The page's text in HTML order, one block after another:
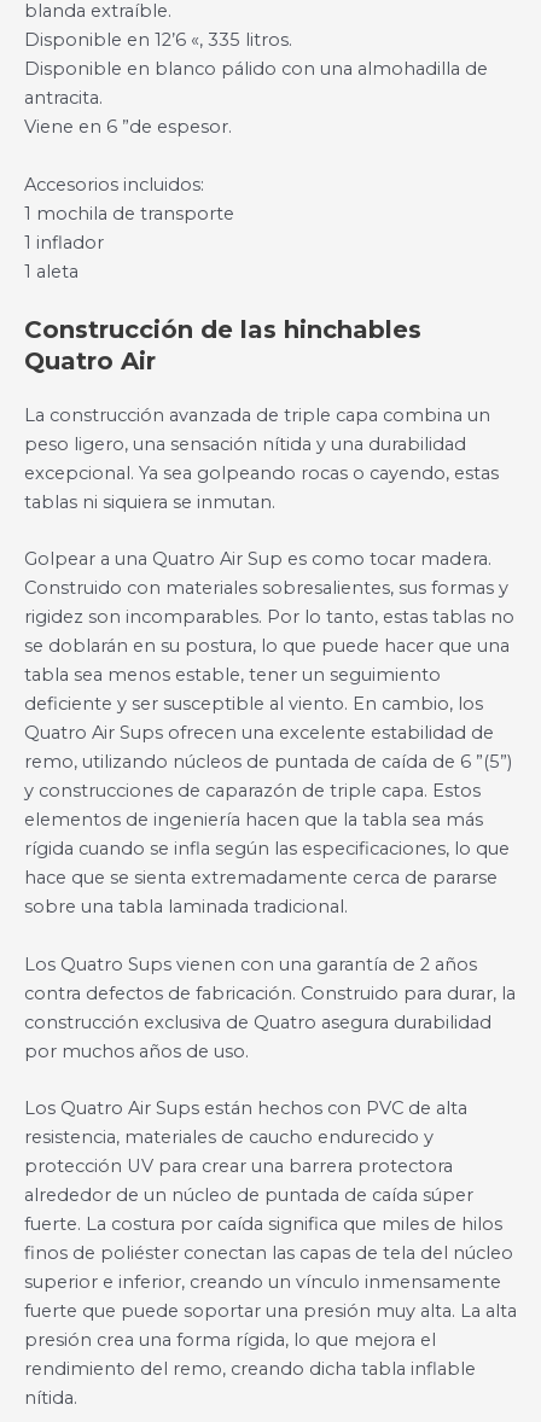
blanda extraíble.
Disponible en 12’6 «, 335 litros.
Disponible en blanco pálido con una almohadilla de
antracita.
Viene en 6 ”de espesor.
Accesorios incluidos:
1 mochila de transporte
1 inflador
1 aleta
Construcción de las hinchables
Quatro Air
La construcción avanzada de triple capa combina un
peso ligero, una sensación nítida y una durabilidad
excepcional. Ya sea golpeando rocas o cayendo, estas
tablas ni siquiera se inmutan.
Golpear a una Quatro Air Sup es como tocar madera.
Construido con materiales sobresalientes, sus formas y
rigidez son incomparables. Por lo tanto, estas tablas no
se doblarán en su postura, lo que puede hacer que una
tabla sea menos estable, tener un seguimiento
deficiente y ser susceptible al viento. En cambio, los
Quatro Air Sups ofrecen una excelente estabilidad de
remo, utilizando núcleos de puntada de caída de 6 ”(5”)
y construcciones de caparazón de triple capa. Estos
elementos de ingeniería hacen que la tabla sea más
rígida cuando se infla según las especificaciones, lo que
hace que se sienta extremadamente cerca de pararse
sobre una tabla laminada tradicional.
Los Quatro Sups vienen con una garantía de 2 años
contra defectos de fabricación. Construido para durar, la
construcción exclusiva de Quatro asegura durabilidad
por muchos años de uso.
Los Quatro Air Sups están hechos con PVC de alta
resistencia, materiales de caucho endurecido y
protección UV para crear una barrera protectora
alrededor de un núcleo de puntada de caída súper
fuerte. La costura por caída significa que miles de hilos
finos de poliéster conectan las capas de tela del núcleo
superior e inferior, creando un vínculo inmensamente
fuerte que puede soportar una presión muy alta. La alta
presión crea una forma rígida, lo que mejora el
rendimiento del remo, creando dicha tabla inflable
nítida.